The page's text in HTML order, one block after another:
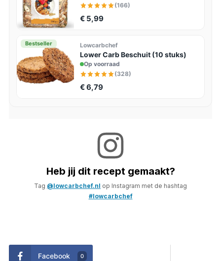
(166)
€ 5,99
Bestseller Lowcarbchef
Lower Carb Beschuit (10 stuks)
Op voorraad
(328)
€ 6,79
Heb jij dit recept gemaakt?
Tag @lowcarbchef.nl op Instagram met de hashtag
#lowcarbchef
Facebook 0